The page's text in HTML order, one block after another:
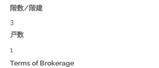
階数/階建
3
戸数
1
Terms of Brokerage